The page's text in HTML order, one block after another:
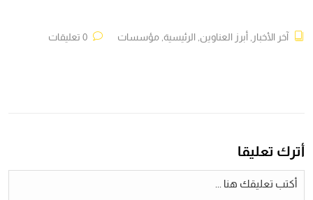
آخر الأخبار , أبرز العناوين, الرئيسية, مؤسسات
أترك تعليقا